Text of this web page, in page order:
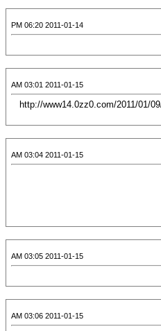
2011-01-14 06:20 PM
2011-01-15 03:01 AM
[CENTER][URL="http://www.ansarsunna.com/vb/
2011-01-15 03:04 AM
2011-01-15 03:05 AM
2011-01-15 03:06 AM